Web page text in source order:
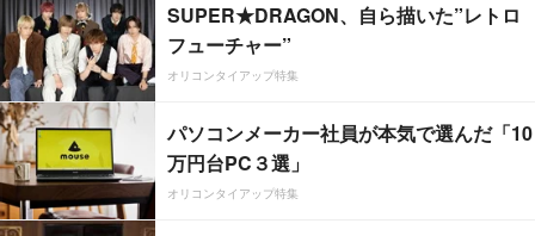
SUPER★DRAGON、自ら描いた”レトロ
フューチャー”
オリコンタイアップ特集
パソコンメーカー社員が本気で選んだ「10
万円台PC３選」
オリコンタイアップ特集